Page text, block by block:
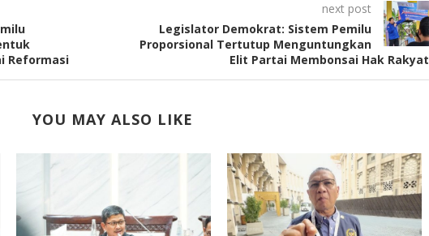
Reformasi
next post
Legislator Demokrat: Sistem Pemilu
Proporsional Tertutup Menguntungkan
Elit Partai Membonsai Hak Rakyat
YOU MAY ALSO LIKE